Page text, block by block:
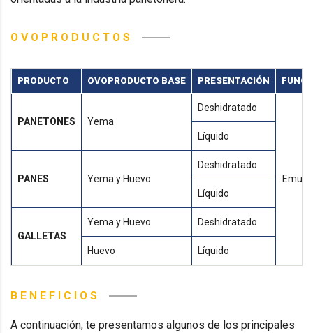
OVOPRODUCTOS
PRODUCTO OVOPRODUCTO BASE PRESENTACIÓN
PANETONES Yema
Deshidratado
Líquido
PANES Yema y Huevo
Deshidratado
Líquido
GALLETAS
Yema y Huevo Deshidratado
Huevo Líquido
BENEFICIOS
A continuación, te presentamos algunos de los principales